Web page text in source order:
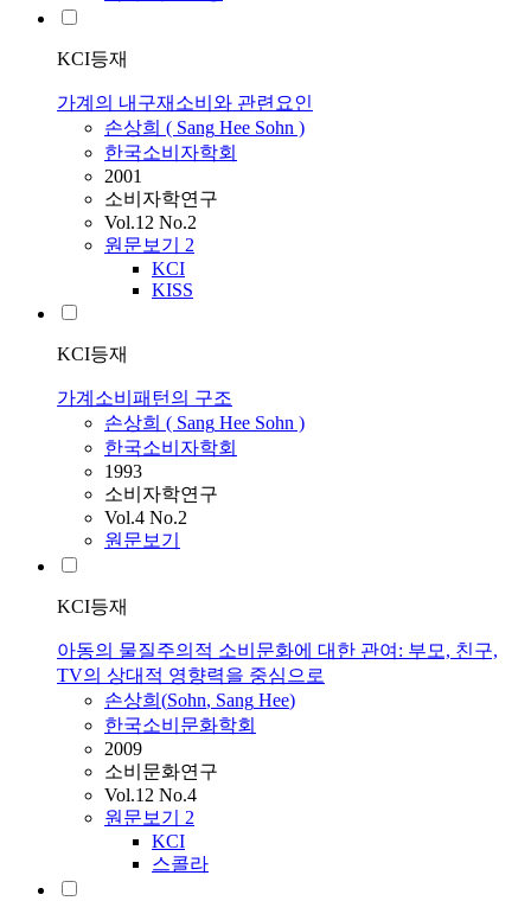
KCI등재
가계의 내구재소비와 관련요인
손상희 ( Sang Hee Sohn )
한국소비자학회
2001
소비자학연구
Vol.12 No.2
원문보기 2
KCI
KISS
KCI등재
가계소비패턴의 구조
손상희 ( Sang Hee Sohn )
한국소비자학회
1993
소비자학연구
Vol.4 No.2
원문보기
KCI등재
아동의 물질주의적 소비문화에 대한 관여: 부모, 친구,
TV의 상대적 영향력을 중심으로
손상희 (Sohn, Sang Hee)
한국소비문화학회
2009
소비문화연구
Vol.12 No.4
원문보기 2
KCI
스콜라